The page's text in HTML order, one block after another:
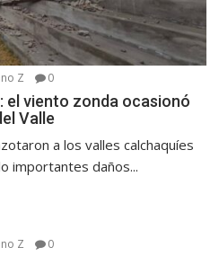
Z 0
el viento zonda ocasionó
Valle
a los valles calchaquíes
importantes daños...
Z 0